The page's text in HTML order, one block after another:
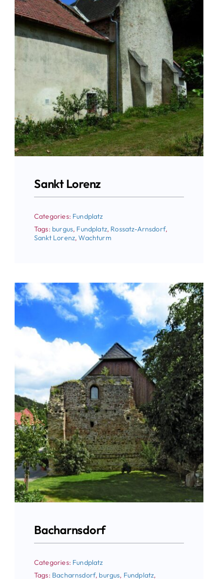
Sankt Lorenz
Categories: Fundplatz
Tags: burgus, Fundplatz, Rossatz-Arnsdorf,
Sankt Lorenz,Wachturm
Bacharnsdorf
Categories: Fundplatz
Tags: Bacharnsdorf, burgus, Fundplatz,